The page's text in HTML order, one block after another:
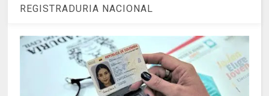
REGISTRADURIA NACIONAL